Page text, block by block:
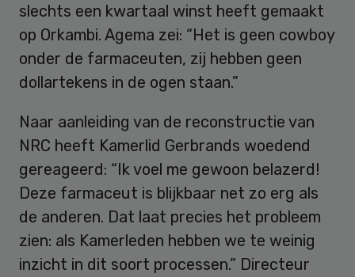
slechts een kwartaal winst heeft gemaakt
op Orkambi. Agema zei: “Het is geen cowboy
onder de farmaceuten, zij hebben geen
dollartekens in de ogen staan.”
Naar aanleiding van de reconstructie van
NRC heeft Kamerlid Gerbrands woedend
gereageerd: “Ik voel me gewoon belazerd!
Deze farmaceut is blijkbaar net zo erg als
de anderen. Dat laat precies het probleem
zien: als Kamerleden hebben we te weinig
inzicht in dit soort processen.” Directeur